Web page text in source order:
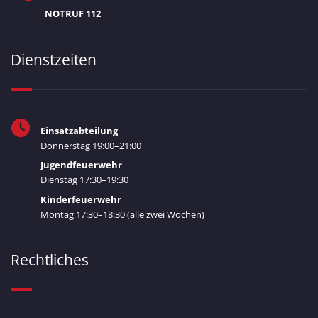
NOTRUF 112
Dienstzeiten
Einsatzabteilung
Donnerstag 19:00–21:00
Jugendfeuerwehr
Dienstag 17:30–19:30
Kinderfeuerwehr
Montag 17:30–18:30 (alle zwei Wochen)
Rechtliches